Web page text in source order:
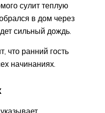
сулит теплую
в дом через
сильный дождь.
что ранний гость
начинаниях.